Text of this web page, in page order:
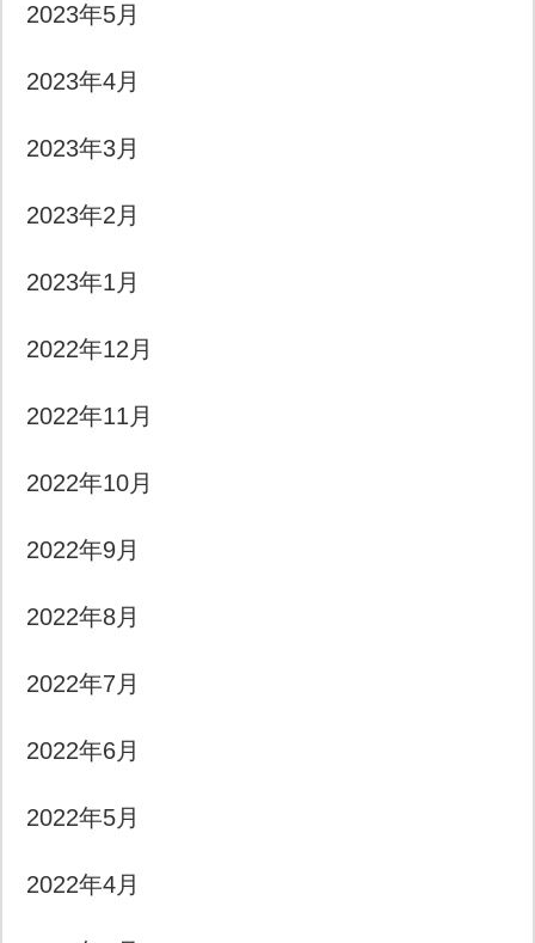
2023年5月
2023年4月
2023年3月
2023年2月
2023年1月
2022年12月
2022年11月
2022年10月
2022年9月
2022年8月
2022年7月
2022年6月
2022年5月
2022年4月